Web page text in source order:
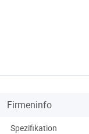
Firmeninfo
Spezifikation